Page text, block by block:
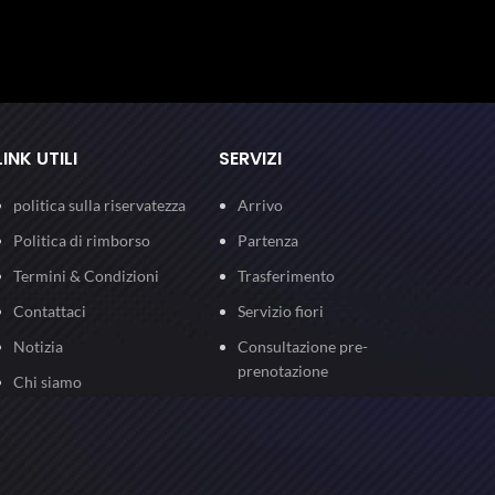
UTILI
politica sulla riservatezza
Politica di rimborso
Termini & Condizioni
Contattaci
Notizia
Chi siamo
SERVIZI
Arrivo
Partenza
Trasferimento
Servizio fiori
Consultazione pre-
prenotazione